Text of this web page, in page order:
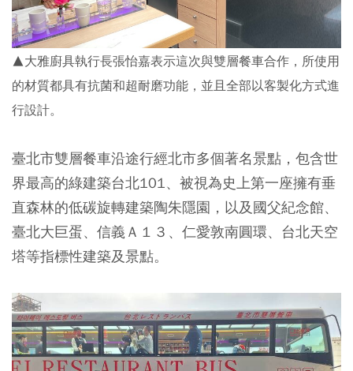
▲大雅廚具執行長張怡嘉表示這次與雙層餐車合作，所使用
的材質都具有抗菌和超耐磨功能，並且全部以客製化方式進
行設計。
臺北市雙層餐車沿途行經北市多個著名景點，包含世
界最高的綠建築台北101、被視為史上第一座擁有垂
直森林的低碳旋轉建築陶朱隱園，以及國父紀念館、
臺北大巨蛋、信義Ａ１３、仁愛敦南圓環、台北天空
塔等指標性建築及景點。